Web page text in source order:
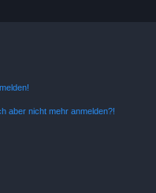
aber nicht mehr anmelden?!